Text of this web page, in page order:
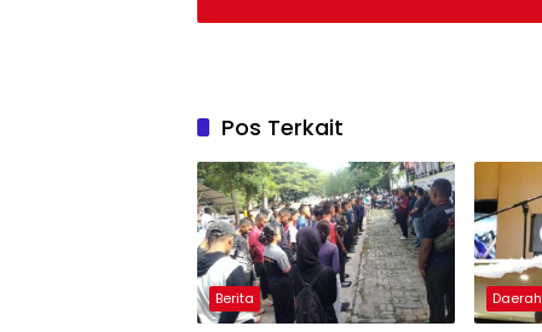
Pos Terkait
Berita Daerah